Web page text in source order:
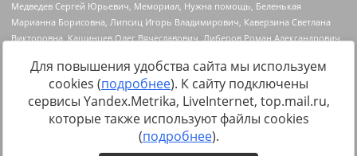
Источник:https://minjust.gov.ru/uploaded/files/reestr-
inostrannyih-agentov-22-03-2024.pdfданные на22.03.2024
Для повышения удобства сайта мы используем
cookies (подробнее). К сайту подключены
сервисы Yandex.Metrika, LiveInternet, top.mail.ru,
которые также используют файлы cookies
(подробнее).